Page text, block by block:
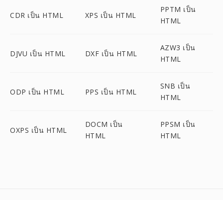
CDR เป็น HTML XPS เป็น HTML
PPTM เป็น
HTML
DJVU เป็น HTML DXF เป็น HTML
AZW3 เป็น
HTML
ODP เป็น HTML PPS เป็น HTML
SNB เป็น
HTML
OXPS เป็น HTML
DOCM เป็น
HTML
PPSM เป็น
HTML